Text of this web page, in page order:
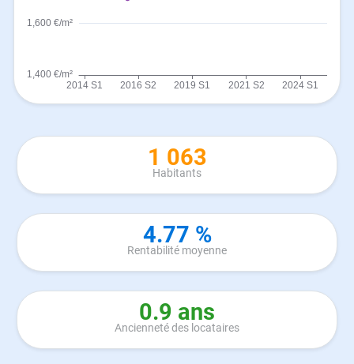
1 063
Habitants
4.77 %
Rentabilité moyenne
0.9 ans
Ancienneté des locataires